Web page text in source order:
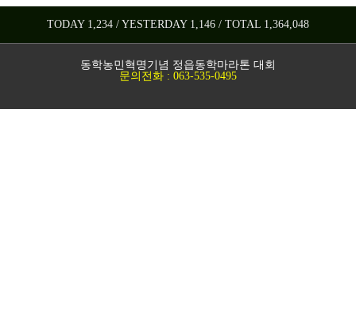
TODAY 1,234 / YESTERDAY 1,146 / TOTAL 1,364,048
동학농민혁명기념 정읍동학마라톤 대회
문의전화 : 063-535-0495